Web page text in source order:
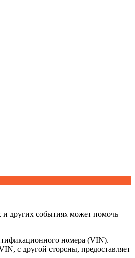
и других событиях может помочь
номера (VIN).
с другой стороны, предоставляет